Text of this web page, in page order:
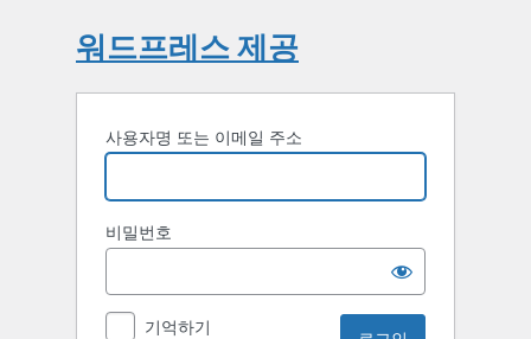
워드프레스 제공
사용자명 또는 이메일 주소
비밀번호
기억하기